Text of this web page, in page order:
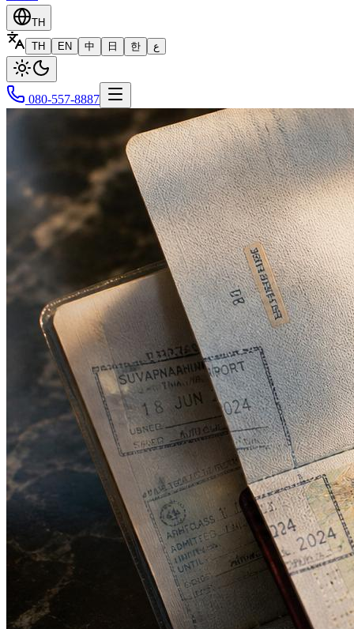
TH
TH
EN 中 日 한 ع
080-557-8887